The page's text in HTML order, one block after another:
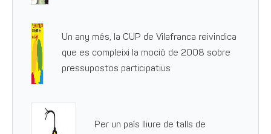
Un any més, la CUP de Vilafranca reivindica
que es compleixi la moció de 2008 sobre
pressupostos participatius
Per un país lliure de talls de